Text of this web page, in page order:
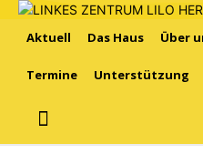
Aktuell Das Haus Über
Termine Unterstützung